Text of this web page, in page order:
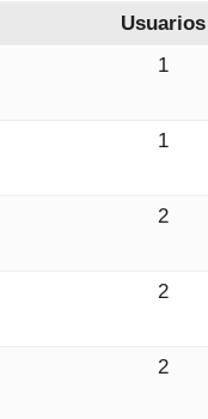
Usuarios
1
1
2
2
2